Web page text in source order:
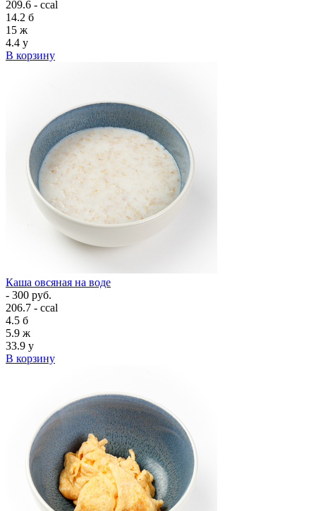
209.6 - ccal
14.2 б
15 ж
4.4 у
В корзину
Каша овсяная на воде
- 300 руб.
206.7 - ccal
4.5 б
5.9 ж
33.9 у
В корзину